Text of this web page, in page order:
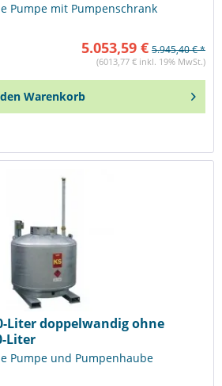
Pumpe mit Pumpenschrank
5.053,59 € 5.945,40 € *
(6013,77 € inkl. 19% MwSt.)
Warenkorb
Liter doppelwandig ohne
Liter
Pumpe und Pumpenhaube